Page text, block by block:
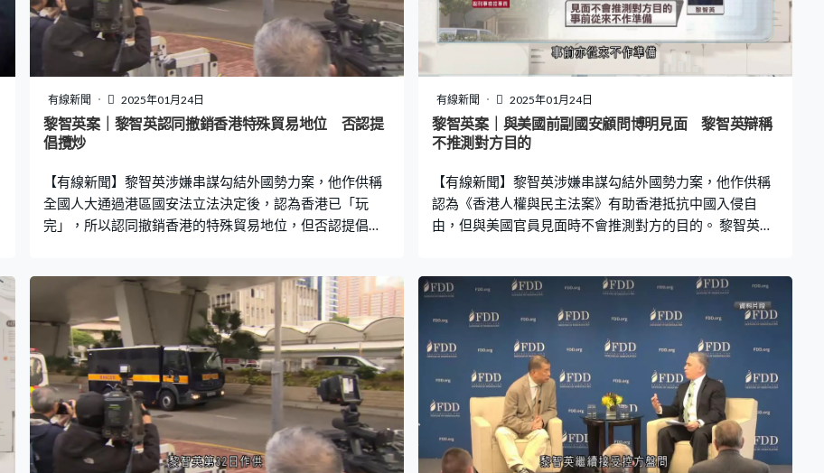
注初選這個主意最初由誰人提出，黎智英說不知道，但有
聽過李永達閒聊提起，又說民主派本身就關注分薄票源問
題。控方質疑黎智英早前供稱沒有留意初選，又否認與陳
梓華討論過初選，但證據顯示他似乎對初選程式很熱衷。
黎智英回應是因為他答應在電子投票上提供協助，所以希
望確保軟件能夠有效運作，之後在盤問下承認早前沒有講
真話。
監察」創辦人羅傑斯及上議院議員奧爾頓勳爵，他在庭上
解釋只是出於好意介紹。 周天行指控黎智英明知兩人在英
國游說實施制裁，陳梓華接觸他們根本與平息暴力無關，
黎智英斥罵周天行不斷將說話強加於他，做法瘋狂和無
恥，又激動反問是否連上廁所也要平息暴力，三個法官打
斷指即使黎智英不喜歡盤問方式，檢控官有責任提出指
控，提醒黎智英控制情緒。 黎智英說對羅傑斯的認知僅限
用？黎智英稱可讓人留意香港的情況，英國政府可能有所
行
有線新聞 2025年01月24日
黎智英案｜黎智英認同撤銷香港特殊貿易地位 否認提
倡攬炒
【有線新聞】黎智英涉嫌串謀勾結外國勢力案，他作供稱
全國人大通過港區國安法立法決定後，認為香港已「玩
完」，所以認同撤銷香港的特殊貿易地位，但否認提倡攬
口號的黑色上衣。黎智英解釋是史考特取出黑衣作為道
具，自己出於禮貌拿起合照，沒有留意字句。法官杜麗冰
質疑假如上面印有裸女是否都會這樣做，黎智英說不回答
假設性問題。 黎智英又確認在美期間與前副國安顧問博明
見面，控方指美國國安委會就國安、軍事、外交等政策向
總統提供意見，黎智英一定清楚這個角色。黎智英稱他不
關心，與人見面不會推測對方目的。 2020年4月至5月期
間黎智英在電郵與多人討論《馬格尼茨基法案》，包括前
副國防部長保羅沃夫維茲及美國前國務院資深顧問惠頓
有線新聞 2025年01月24日
黎智英案｜與美國前副國安顧問博明見面 黎智英辯稱
不推測對方目的
【有線新聞】黎智英涉嫌串謀勾結外國勢力案，他作供稱
認為《香港人權與民主法案》有助香港抵抗中國入侵自
由，但與美國官員見面時不會推測對方的目的。 黎智英第
安、軍事、外交等政策向總統提供意見，黎智英一定清楚
這個角色。黎智英稱他不關心，平時單純與人見面，不會
英早前作供稱，見時任國務卿蓬佩奧時採納了蓬佩奧助手
的意見，黎智英稱如果這樣視為有準備，他不能否認。
2019年11月，Mark Simon出席美國國安委會議後告知，
特朗普決定簽署《香港人權與民主法案》，但想盡量避免
讓中國在貿易談判上獲得籌碼。黎智英在庭上指，沒有過
問Mark Simon如何得知，不過認為法案對香港抵抗中國入